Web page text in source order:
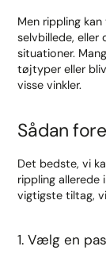
Men rippling
selvbillede,
situationer.
tøjtyper eller
visse vinkler.
Sådan
Det bedste, vi
rippling allerede
vigtigste tiltag,
1. Vælg en